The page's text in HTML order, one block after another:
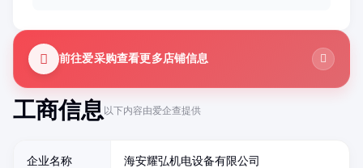
工商信息以下内容由爱企查提供
企业名称 海安耀弘机电设备有限公司
前往爱采购查看更多店铺信息